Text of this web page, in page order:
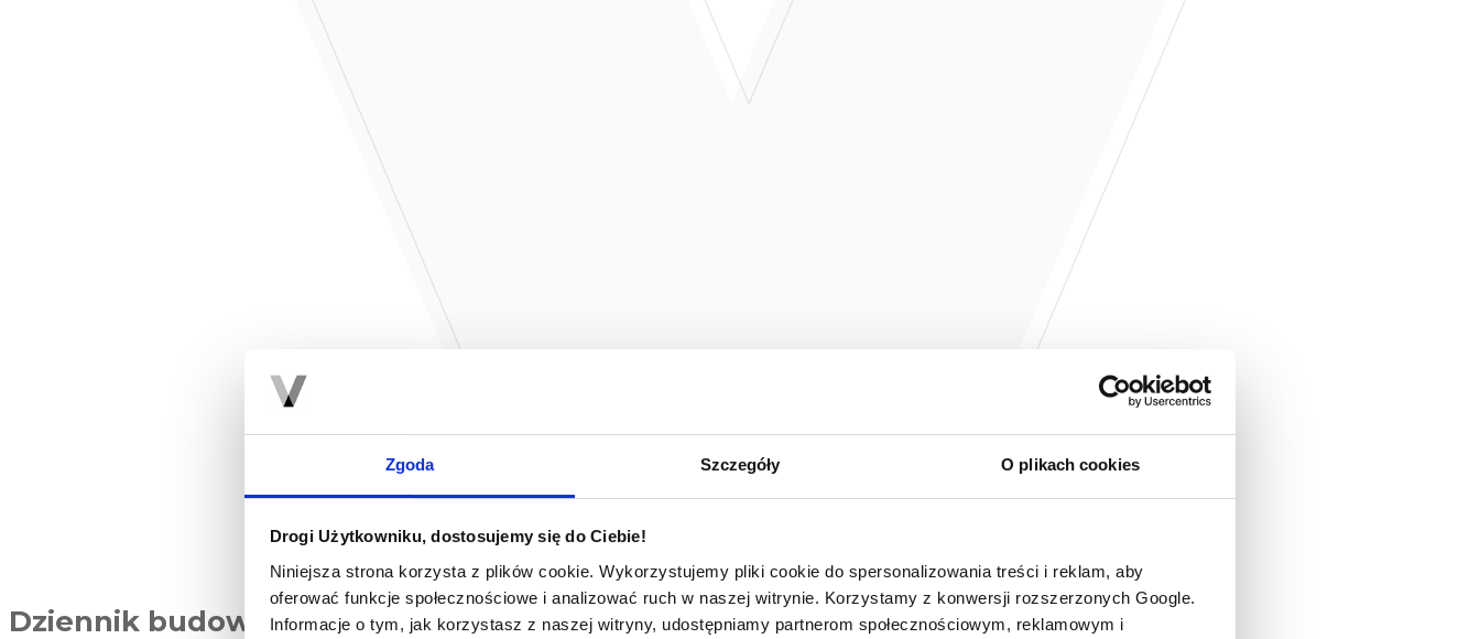
Zgoda Szczegóły O plikach cookies
Drogi Użytkowniku, dostosujemy się do Ciebie!
Niniejsza strona korzysta z plików cookie. Wykorzystujemy pliki cookie do spersonalizowania treści i reklam, aby
oferować funkcje społecznościowe i analizować ruch w naszej witrynie. Korzystamy z konwersji rozszerzonych Google.
Informacje o tym, jak korzystasz z naszej witryny, udostępniamy partnerom społecznościowym, reklamowym i
Dziennik budowy